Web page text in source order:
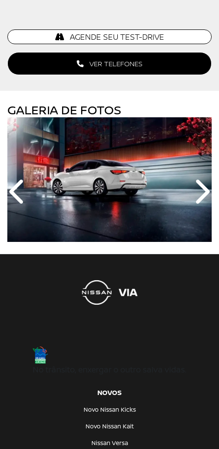
VER TELEFONES
AGENDE SEU TEST-DRIVE
GALERIA DE FOTOS
Anterior
NOVOS
Novo Nissan Kicks
Novo Nissan Kait
Nissan Versa